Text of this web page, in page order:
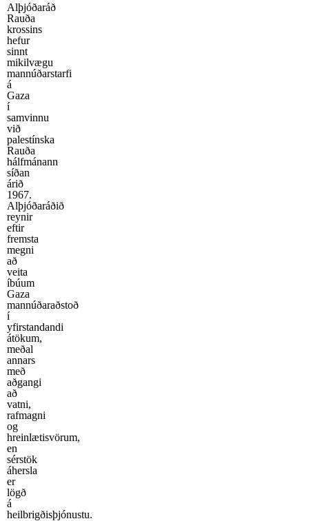
Alþjóðaráð
Rauða
krossins
hefur
sinnt
mikilvægu
mannúðarstarfi
á
Gaza
í
samvinnu
við
palestínska
Rauða
hálfmánann
síðan
árið
1967.
Alþjóðaráðið
reynir
eftir
fremsta
megni
að
veita
íbúum
Gaza
mannúðaraðstoð
í
yfirstandandi
átökum,
meðal
annars
með
aðgangi
að
vatni,
rafmagni
og
hreinlætisvörum,
en
sérstök
áhersla
er
lögð
á
heilbrigðisþjónustu.